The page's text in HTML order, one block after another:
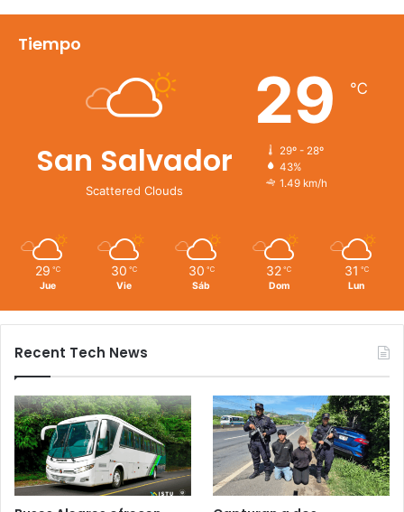
Tiempo
San Salvador
Scattered Clouds
29 ℃
29º - 28º
43%
1.49 km/h
29 ℃
Jue
30 ℃
Vie
30 ℃
Sáb
32 ℃
Dom
31 ℃
Lun
Recent Tech News